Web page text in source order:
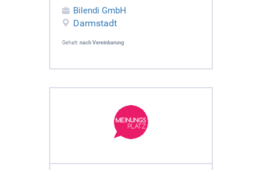
Bilendi GmbH
Darmstadt
Gehalt: nach Vereinbarung